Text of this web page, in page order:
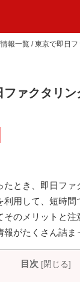
報一覧 / 東京で即日
ファクタリ
たとき、即日フ
利用して、短時
そのメリットと
がたくさん詰ま
目次 [閉じる]